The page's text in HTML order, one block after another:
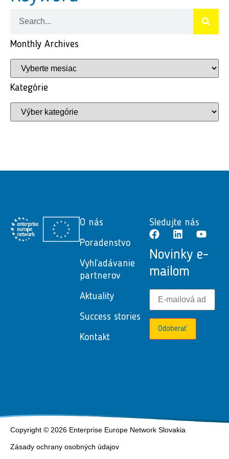
Monthly Archives
Kategórie
O nás
Poradenstvo
Vyhľadávanie
partnerov
Aktuality
Success stories
Kontakt
Sledujte nás
Novinky e-
mailom
Odoberať
Copyright © 2026 Enterprise Europe Network Slovakia
Zásady ochrany osobných údajov